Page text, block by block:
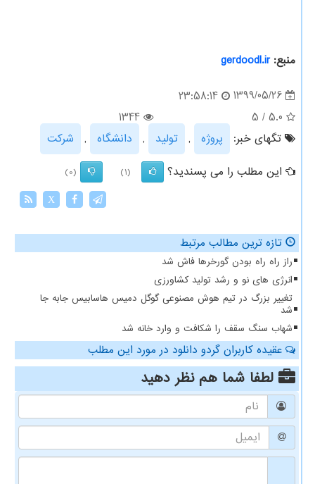
منبع:gerdoodl.ir
1399/05/26
23:58:14
5.0
/
5
1344
تگهای خبر:
پروژه , تولید , دانشگاه ,
شركت
این مطلب را می پسندید؟
(1)
(0)
X
تازه ترین مطالب مرتبط
راز راه راه بودن گورخرها فاش شد
انرژی های نو و رشد تولید کشاورزی
تغییر بزرگ در تیم هوش مصنوعی گوگل دمیس هاسابیس جابه جا
شد
شهاب سنگ سقف را شکافت و وارد خانه شد
عقیده کاربران گردو دانلود در مورد این مطلب
لطفا شما همنظر دهید